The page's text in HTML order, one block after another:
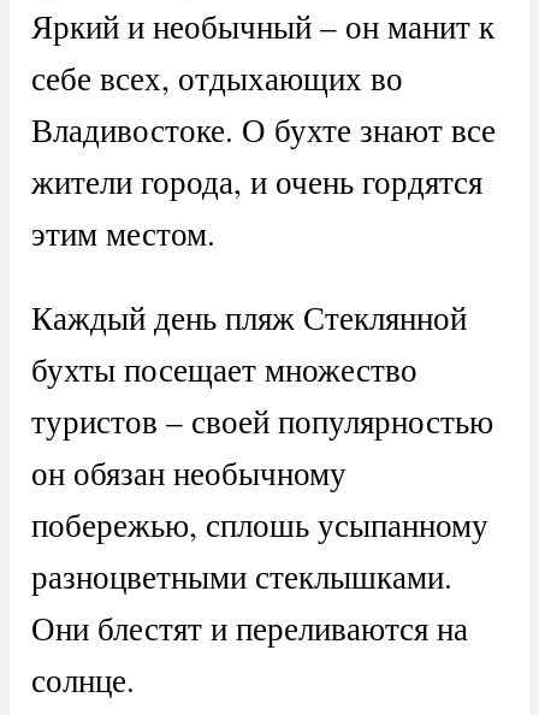
Яркий и необычный – он манит к
себе всех, отдыхающих во
Владивостоке. О бухте знают все
жители города, и очень гордятся
этим местом.
Каждый день пляж Стеклянной
бухты посещает множество
туристов – своей популярностью
он обязан необычному
побережью, сплошь усыпанному
разноцветными стеклышками.
Они блестят и переливаются на
солнце.